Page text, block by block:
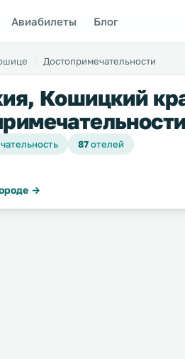
Авиабилеты Блог
Достопримечательности
Кошицкий
87отелей
→